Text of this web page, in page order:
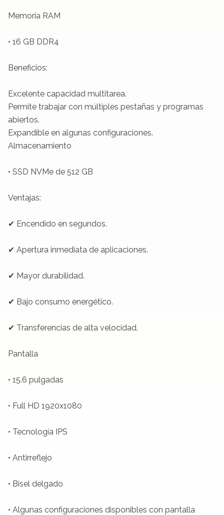
Memoria RAM
• 16 GB DDR4
Beneficios:
Excelente capacidad multitarea.
Permite trabajar con múltiples pestañas y programas
abiertos.
Expandible en algunas configuraciones.
Almacenamiento
• SSD NVMe de 512 GB
Ventajas:
✔ Encendido en segundos.
✔ Apertura inmediata de aplicaciones.
✔ Mayor durabilidad.
✔ Bajo consumo energético.
✔ Transferencias de alta velocidad.
Pantalla
• 15.6 pulgadas
• Full HD 1920x1080
• Tecnología IPS
• Antirreflejo
• Bisel delgado
• Algunas configuraciones disponibles con pantalla